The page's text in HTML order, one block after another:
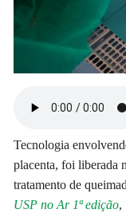
Tecnologia
placenta, foi liberada
tratamento de
USP no Ar 1ª edição,